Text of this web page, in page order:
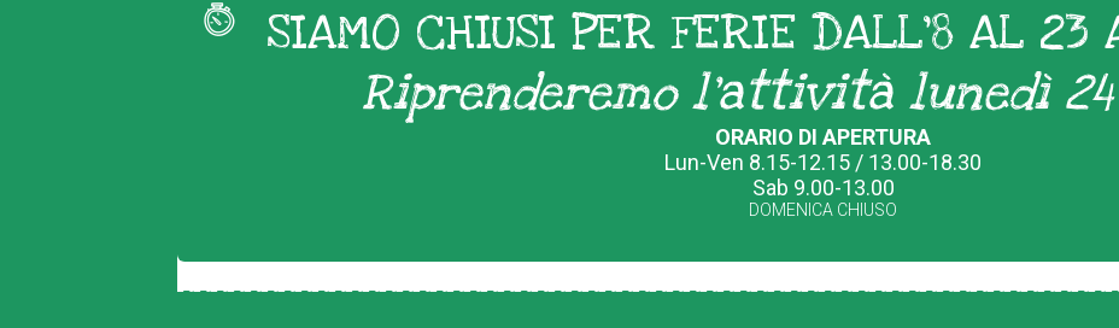
SIAMO CHIUSI PER FERIE DALL'8 AL 23
Riprenderemo l'attività lunedì
ORARIO DI APERTURA
Lun-Ven 8.15-12.15 / 13.00-18.30
Sab 9.00-13.00
DOMENICA CHIUSO